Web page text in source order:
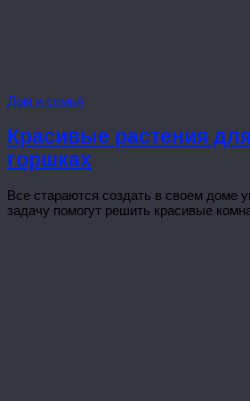
Дом и семья
Красивые растения
горшках
Все стараются создать в своем доме
задачу помогут решить красивые